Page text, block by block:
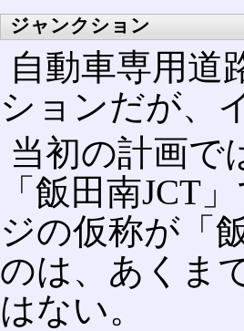
ジャンクション
自動車専用道
ションだが、
当初の計画で
「飯田南JCT
ジの仮称が「
のは、あくま
はない。